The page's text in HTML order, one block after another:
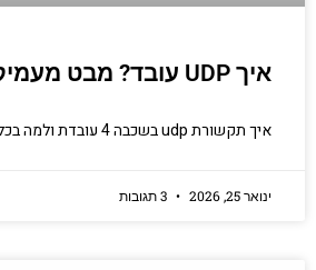
איך UDP עובד? מבט מעמיק
איך תקשורת udp בשכבה 4 עובדת ולמה בכלל זה חשוב?
ינואר 25, 2026